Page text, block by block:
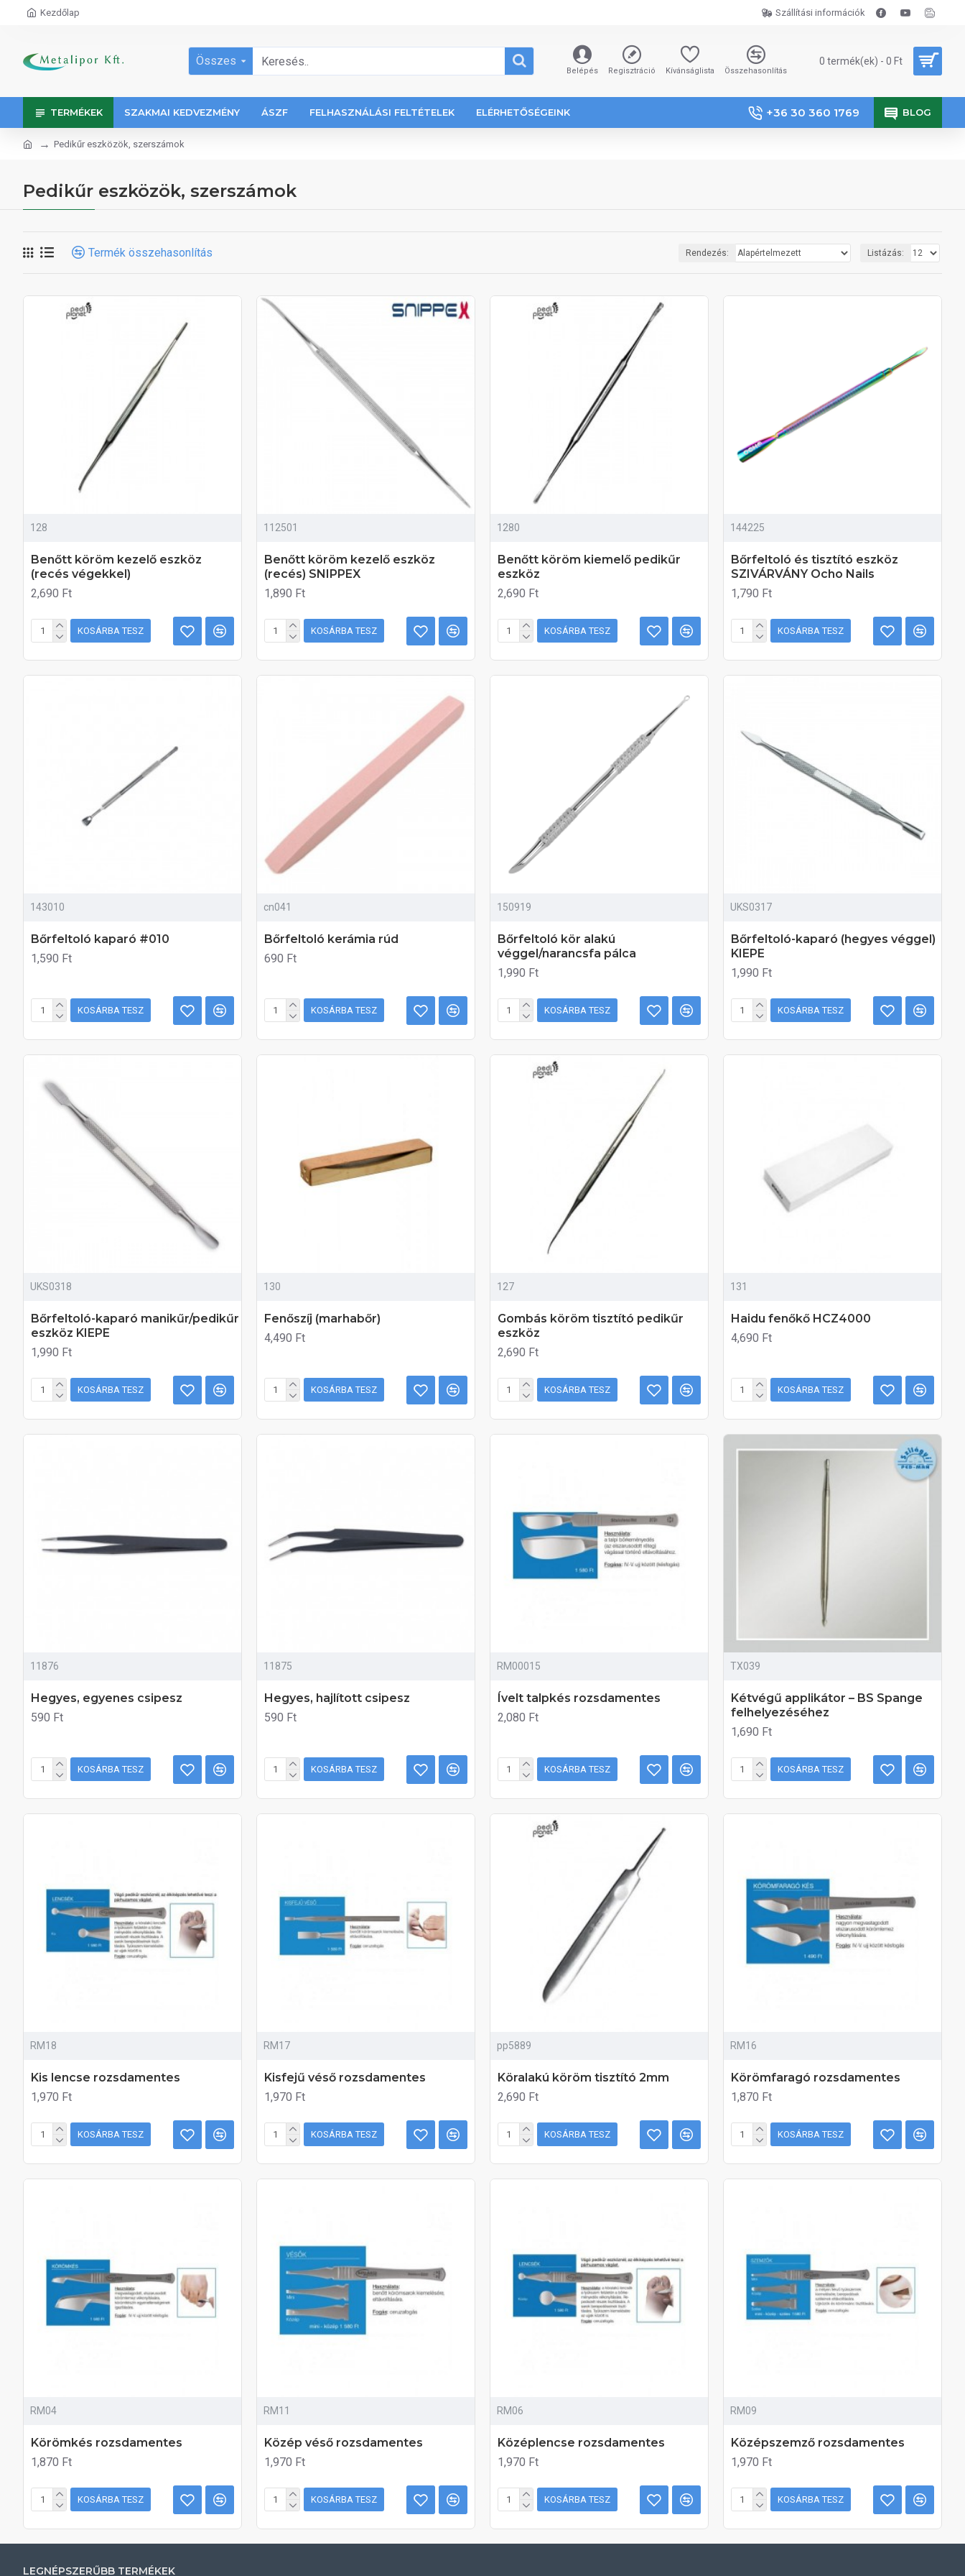
Kezdőlap Szállítási információk
Összes
Belépés Regisztráció Kívánságlista Összehasonlítás
0 termék(ek) - 0 Ft
TERMÉKEK SZAKMAI KEDVEZMÉNY ÁSZF FELHASZNÁLÁSI FELTÉTELEK ELÉRHETŐSÉGEINK +36 30 360 1769 BLOG
Pedikűr eszközök, szerszámok
Pedikűr eszközök, szerszámok
Termék összehasonlítás Rendezés: Listázás:
128
Benőtt köröm kezelő eszköz
(recés végekkel)
2,690 Ft
KOSÁRBA TESZ
112501
Benőtt köröm kezelő eszköz
(recés) SNIPPEX
1,890 Ft
KOSÁRBA TESZ
1280
Benőtt köröm kiemelő pedikűr
eszköz
2,690 Ft
KOSÁRBA TESZ
144225
Bőrfeltoló és tisztító eszköz
SZIVÁRVÁNY Ocho Nails
1,790 Ft
KOSÁRBA TESZ
143010
Bőrfeltoló kaparó #010
1,590 Ft
KOSÁRBA TESZ
cn041
Bőrfeltoló kerámia rúd
690 Ft
KOSÁRBA TESZ
150919
Bőrfeltoló kör alakú
véggel/narancsfa pálca
1,990 Ft
KOSÁRBA TESZ
UKS0317
Bőrfeltoló-kaparó (hegyes véggel)
KIEPE
1,990 Ft
KOSÁRBA TESZ
UKS0318
Bőrfeltoló-kaparó manikűr/pedikűr
eszköz KIEPE
1,990 Ft
KOSÁRBA TESZ
130
Fenőszíj (marhabőr)
4,490 Ft
KOSÁRBA TESZ
127
Gombás köröm tisztító pedikűr
eszköz
2,690 Ft
KOSÁRBA TESZ
131
Haidu fenőkő HCZ4000
4,690 Ft
KOSÁRBA TESZ
11876
Hegyes, egyenes csipesz
590 Ft
KOSÁRBA TESZ
11875
Hegyes, hajlított csipesz
590 Ft
KOSÁRBA TESZ
RM00015
Ívelt talpkés rozsdamentes
2,080 Ft
KOSÁRBA TESZ
TX039
Kétvégű applikátor – BS Spange
felhelyezéséhez
1,690 Ft
KOSÁRBA TESZ
RM18
Kis lencse rozsdamentes
1,970 Ft
KOSÁRBA TESZ
RM17
Kisfejű véső rozsdamentes
1,970 Ft
KOSÁRBA TESZ
pp5889
Köralakú köröm tisztító 2mm
2,690 Ft
KOSÁRBA TESZ
RM16
Körömfaragó rozsdamentes
1,870 Ft
KOSÁRBA TESZ
RM04
Körömkés rozsdamentes
1,870 Ft
KOSÁRBA TESZ
RM11
Közép véső rozsdamentes
1,970 Ft
KOSÁRBA TESZ
RM06
Középlencse rozsdamentes
1,970 Ft
KOSÁRBA TESZ
RM09
Középszemző rozsdamentes
1,970 Ft
KOSÁRBA TESZ
LEGNÉPSZERŰBB TERMÉKEK